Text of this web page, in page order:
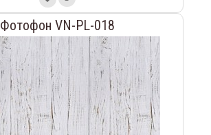
Фотофон VN-PL-018